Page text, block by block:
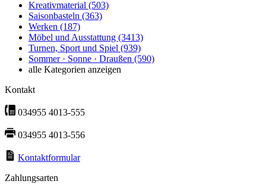
Kreativmaterial (503)
Saisonbasteln (363)
Werken (187)
Möbel und Ausstattung (3413)
Turnen, Sport und Spiel (939)
Sommer · Sonne · Draußen (590)
alle Kategorien anzeigen
Kontakt
034955 4013-555
034955 4013-556
Kontaktformular
Zahlungsarten